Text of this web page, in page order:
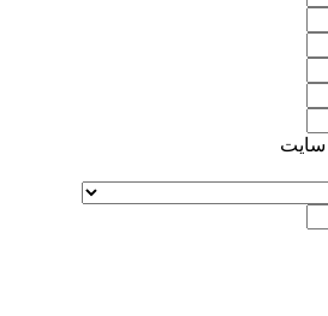
سایت